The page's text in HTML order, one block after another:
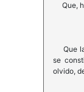
Que,
Que
se
olvido,